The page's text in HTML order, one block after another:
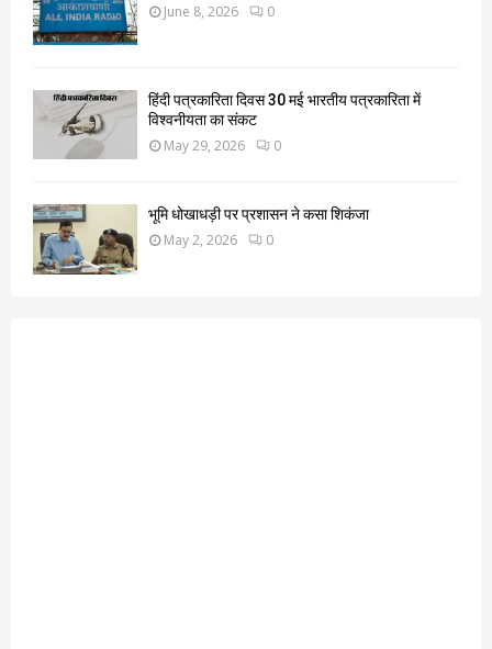
June 8, 2026 0
हिंदी पत्रकारिता दिवस 30 मई भारतीय पत्रकारिता में
विश्वनीयता का संकट
May 29, 2026 0
भूमि धोखाधड़ी पर प्रशासन ने कसा शिकंजा
May 2, 2026 0